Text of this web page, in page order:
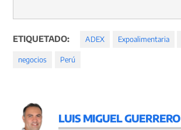
ETIQUETADO: ADEX Expoalimentaria
negocios Perú
LUIS MIGUEL GUERRERO